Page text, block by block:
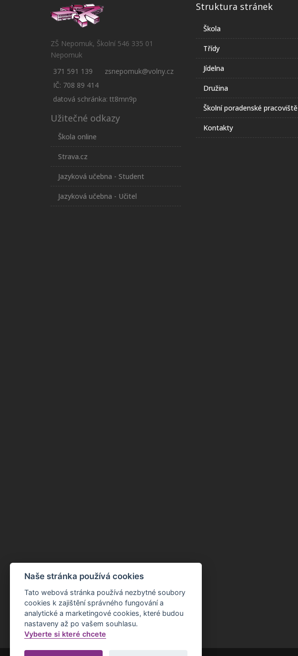
ZŠ Nepomuk, Školní 546 335 01
Nepomuk
371 591 139
zsnepomuk@volny.cz
IČ: 708 89 414
datová schránka: tt8mn9p
Užitečné odkazy
Škola online
Strava.cz
Jazyková učebna - Student
Jazyková učebna - Učitel
Struktura stránek
Škola
Třídy
Jídelna
Družina
Školní poradenské pracoviště
Kontakty
Naše stránka používá cookies
Tato webová stránka používá nezbytné soubory
cookies k zajištění správného fungování a
analytické a marketingové cookies, které budou
nastaveny až po vašem souhlasu.
Vyberte si které chcete